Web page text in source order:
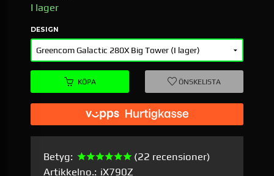
I lager
DESIGN
KÖPA ÖNSKELISTA
Betyg:
(22 recensioner)
Artikkelno.: iX790Z